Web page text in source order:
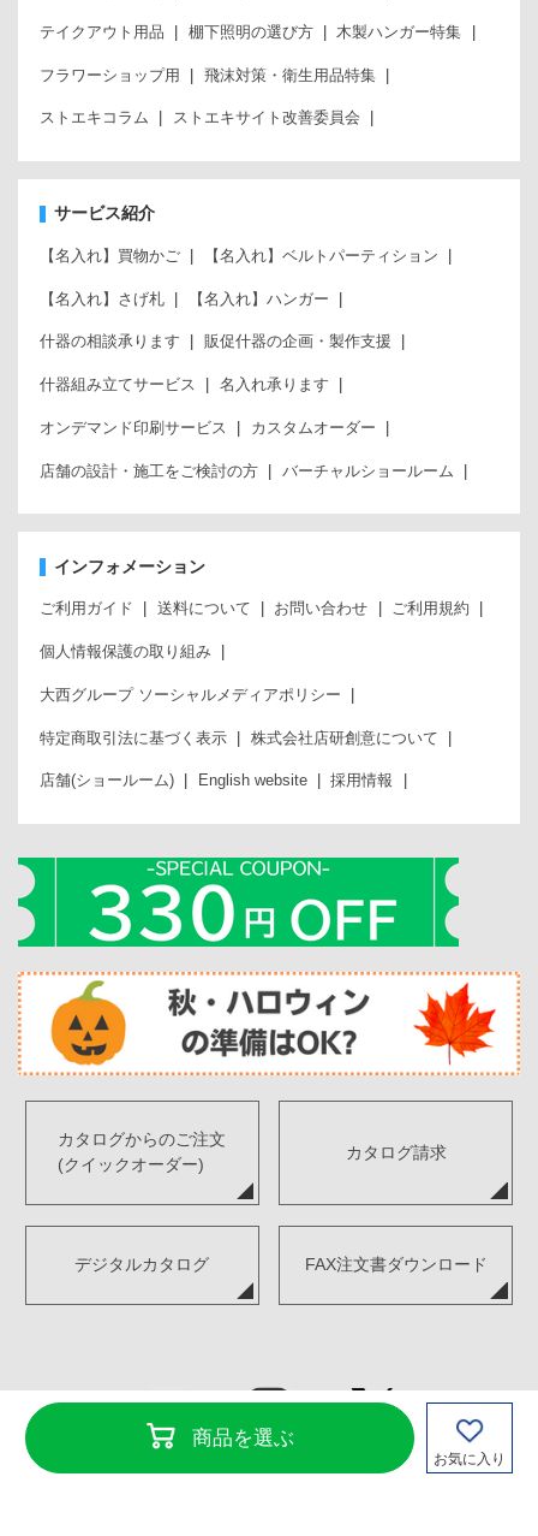
商品を選ぶ
お気に入り
テイクアウト用品 棚下照明の選び方 木製ハンガー特集
フラワーショップ用 飛沫対策・衛生用品特集
ストエキコラム ストエキサイト改善委員会
サービス紹介
【名入れ】買物かご 【名入れ】ベルトパーティション
【名入れ】さげ札 【名入れ】ハンガー
什器の相談承ります 販促什器の企画・製作支援
什器組み立てサービス 名入れ承ります
オンデマンド印刷サービス カスタムオーダー
店舗の設計・施工をご検討の方 バーチャルショールーム
インフォメーション
ご利用ガイド 送料について お問い合わせ ご利用規約
個人情報保護の取り組み
大西グループ ソーシャルメディアポリシー
特定商取引法に基づく表示 株式会社店研創意について
店舗(ショールーム) English website 採用情報
カタログからのご注文
(クイックオーダー)
カタログ請求
デジタルカタログ FAX注文書ダウンロード